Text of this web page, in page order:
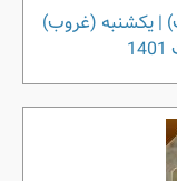
| یکشنبه (غروب)